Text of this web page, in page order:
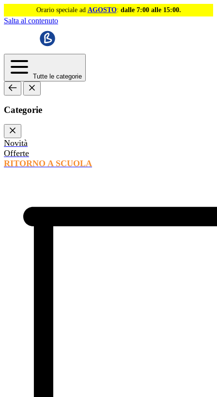
Orario speciale ad AGOSTO: dalle 7:00 alle 15:00.
Salta al contenuto
Tutte le categorie
Categorie
Novità
Offerte
RITORNO A SCUOLA